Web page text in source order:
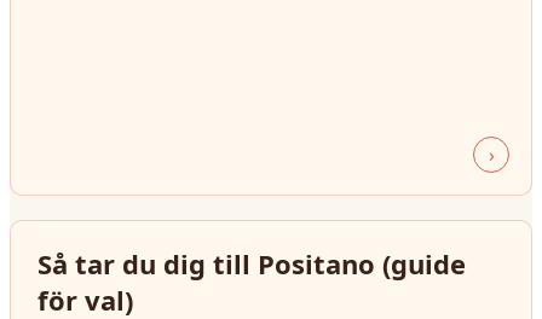
›
Så tar du dig till Positano (guide
för val)